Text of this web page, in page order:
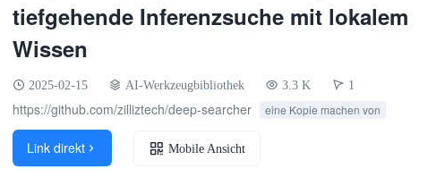
tiefgehende Inferenzsuche mit lokalem
Wissen
2025-02-15 AI-Werkzeugbibliothek 3.3 K 1
https://github.com/zilliztech/deep-searcher eine Kopie machen von
Link direkt  Mobile Ansicht